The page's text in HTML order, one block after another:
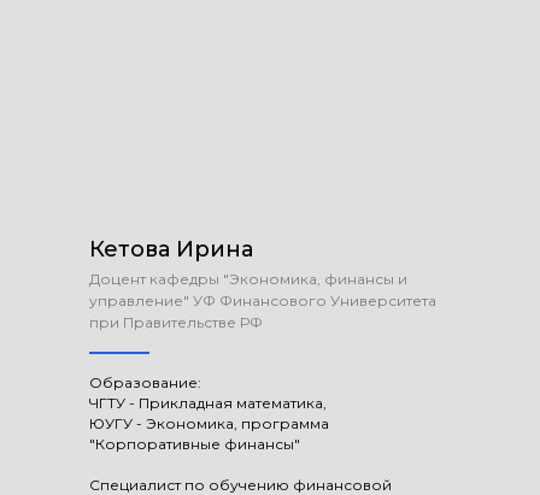
Кетова Ирина
Доцент кафедры "Экономика, финансы и
управление" УФ Финансового Университета
при Правительстве РФ
Образование:
ЧГТУ - Прикладная математика,
ЮУГУ - Экономика, программа
"Корпоративные финансы"
Специалист по обучению финансовой